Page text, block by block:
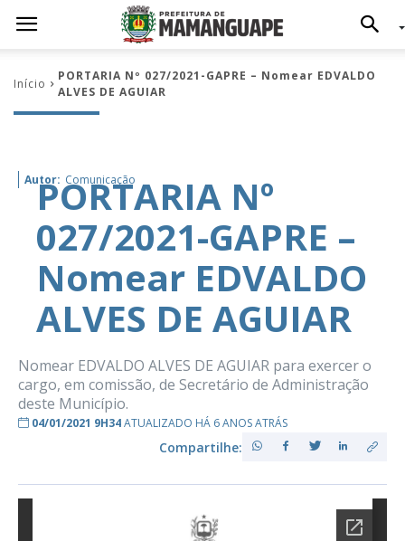
Início
PORTARIA Nº 027/2021-GAPRE – Nomear EDVALDO
ALVES DE AGUIAR
Autor: Comunicação
PORTARIA Nº
027/2021-GAPRE –
Nomear EDVALDO
ALVES DE AGUIAR
Nomear EDVALDO ALVES DE AGUIAR para exercer o
cargo, em comissão, de Secretário de Administração
deste Município.
04/01/2021 9H34ATUALIZADO HÁ 6 ANOS ATRÁS
Compartilhe: